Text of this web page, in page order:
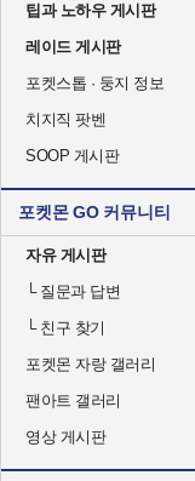
팁과 노하우 게시판
레이드 게시판
포켓스톱 · 둥지 정보
치지직 팟벤
SOOP 게시판
포켓몬 GO 커뮤니티
자유 게시판
└질문과 답변
└친구 찾기
포켓몬 자랑 갤러리
팬아트 갤러리
영상 게시판